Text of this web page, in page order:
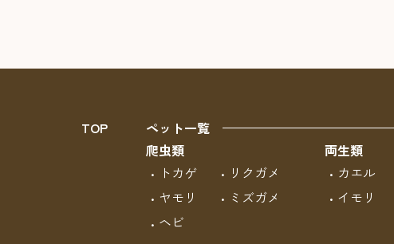
TOP
ペット一覧
爬虫類
トカゲ
ヤモリ
ヘビ
リクガメ
ミズガメ
両生類
カエル
イモリ